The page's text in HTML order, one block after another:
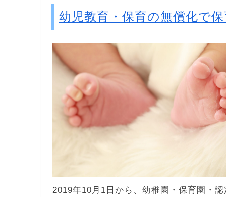
幼児教育・保育の無償化で
2019年10月1日から、幼稚園・保育園・